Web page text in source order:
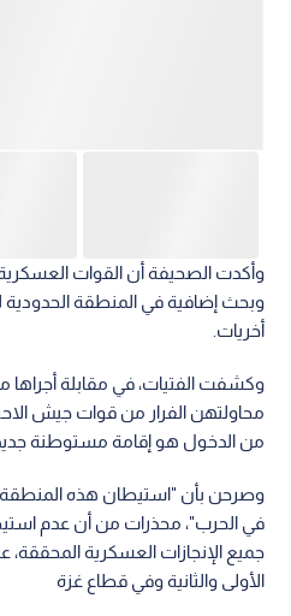
وأكدت الصحيفة أن القوات
وبحث إضافية في المنطقة
أخريات.
وكشفت الفتيات، في مقابلة أجراها
محاولتهن الفرار من قوات جيش
من الدخول هو إقامة مستوطنة
وصرحن بأن "استيطان هذه المنطقة
في الحرب"، محذرات من أن عدم
جميع الإنجازات العسكرية
الأولى والثانية وفي قطاع غزة